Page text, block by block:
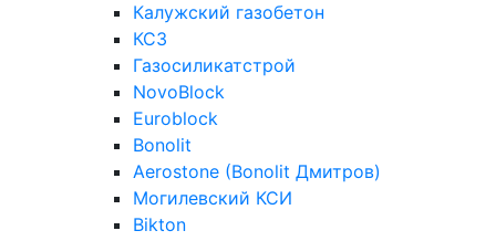
Калужский газобетон
КСЗ
Газосиликатстрой
NovoBlock
Euroblock
Bonolit
Aerostone (Bonolit Дмитров)
Могилевский КСИ
Bikton